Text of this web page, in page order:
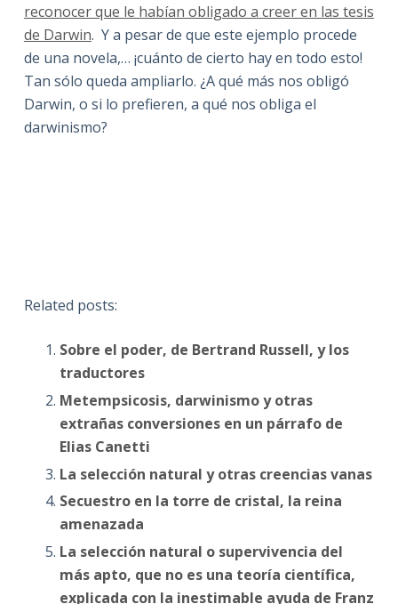
reconocer que le habían obligado a creer en las tesis
de Darwin. Y a pesar de que este ejemplo procede
de una novela,… ¡cuánto de cierto hay en todo esto!
Tan sólo queda ampliarlo. ¿A qué más nos obligó
Darwin, o si lo prefieren, a qué nos obliga el
darwinismo?
Related posts:
Sobre el poder, de Bertrand Russell, y los
traductores
Metempsicosis, darwinismo y otras
extrañas conversiones en un párrafo de
Elias Canetti
La selección natural y otras creencias vanas
Secuestro en la torre de cristal, la reina
amenazada
La selección natural o supervivencia del
más apto, que no es una teoría científica,
explicada con la inestimable ayuda de Franz